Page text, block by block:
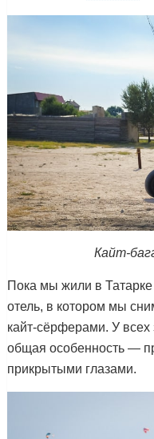
Кайт-
Пока мы жили в
отель, в котором мы
кайт-сёрферами. У всех
общая особенность —
прикрытыми глазами.